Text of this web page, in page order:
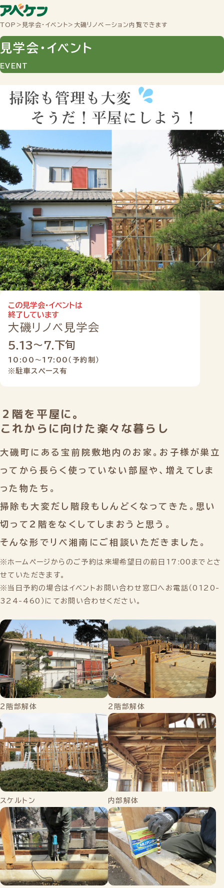
TOP > 見学会・イベント> 大磯リノベーション内覧できます
見学会・イベント
EVENT
この見学会・イベントは
終了しています
大磯リノベ見学会
5.13〜7.下旬
10:00〜17:00（予約制）
※駐車スペース有
２階を平屋に。
これからに向けた楽々な暮らし
大磯町にある宝前院敷地内のお家。お子様が巣立
ってから長らく使っていない部屋や、増えてしま
った物たち。
掃除も大変だし階段もしんどくなってきた。思い
切って２階をなくしてしまおうと思う。
そんな形でリベ湘南にご相談いただきました。
※ホームページからのご予約は来場希望日の前日17:00までとさ
せていただきます。
※当日予約の場合はイベントお問い合わせ窓口へお電話（0120-
324-460）にてお問い合わせください。
２階部解体 ２階部解体
スケルトン 内部解体